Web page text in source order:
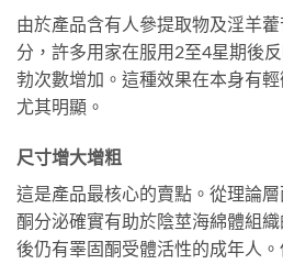
由於產品含有人參提取物及淫羊
分，許多用家在服用2至4星期後
勃次數增加。這種效果在本身有
尤其明顯。
尺寸增大增粗
這是產品最核心的賣點。從理論
酮分泌確實有助於陰莖海綿體組
後仍有睪固酮受體活性的成年人